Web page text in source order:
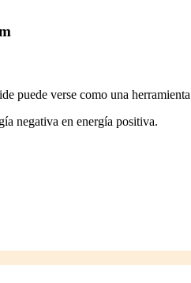
puede verse como una
negativa en energía positiva.